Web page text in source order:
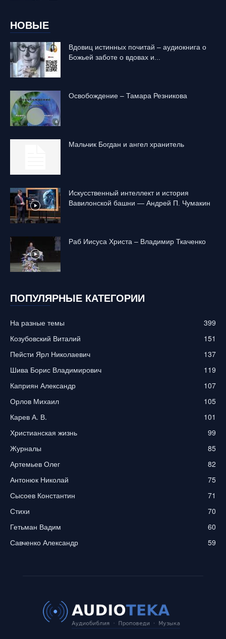
НОВЫЕ
Вдовиц истинных почитай – аудиокнига о
Божьей заботе о вдовах и...
Освобождение – Тамара Резникова
Mальчик Богдан и ангел хранитель
Искусственный интеллект и история
Вавилонской башни — Андрей П. Чумакин
Раб Иисуса Христа – Владимир Ткаченко
ПОПУЛЯРНЫЕ КАТЕГОРИИ
На разные темы
399
Козубовский Виталий
151
Пейсти Ярл Николаевич
137
Шива Борис Владимирович
119
Каприян Александр
107
Орлов Михаил
105
Карев А. В.
101
Христианская жизнь
99
Журналы
85
Артемьев Олег
82
Антонюк Николай
75
Сысоев Константин
71
Стихи
70
Гетьман Вадим
60
Савченко Александр
59